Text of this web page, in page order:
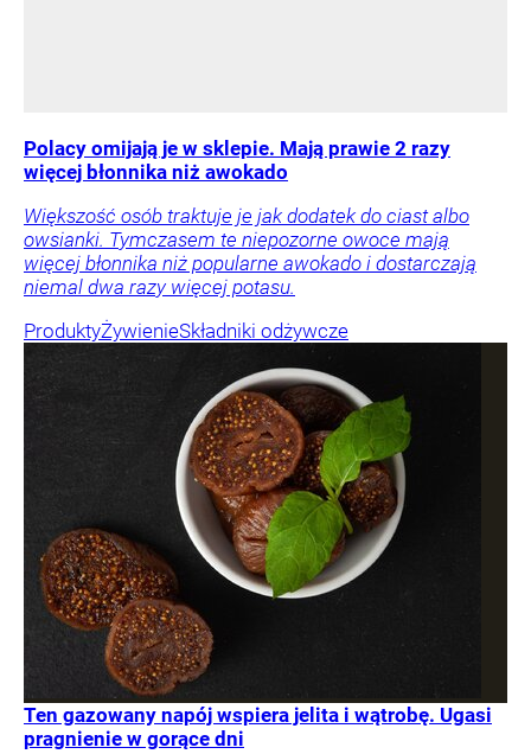
Polacy omijają je w sklepie. Mają prawie 2 razy
więcej błonnika niż awokado
Większość osób traktuje je jak dodatek do ciast albo
owsianki. Tymczasem te niepozorne owoce mają
więcej błonnika niż popularne awokado i dostarczają
niemal dwa razy więcej potasu.
ProduktyŻywienieSkładniki odżywcze
Ten gazowany napój wspiera jelita i wątrobę. Ugasi
pragnienie w gorące dni